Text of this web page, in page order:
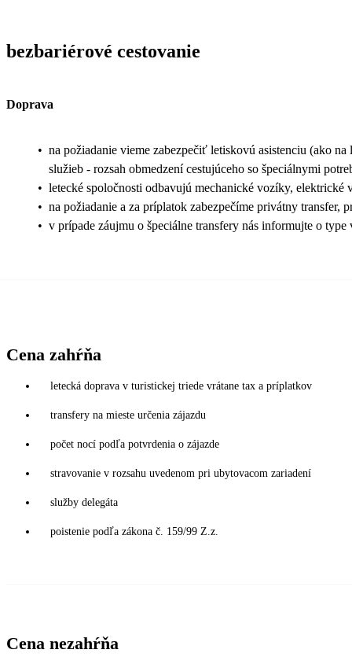
bezbariérové cestovanie
Doprava
• na požiadanie vieme zabezpečiť letiskovú asistenciu (ako
služieb - rozsah obmedzení cestujúceho so špeciálnymi
• letecké spoločnosti odbavujú mechanické vozíky,
• na požiadanie a za príplatok zabezpečíme privátny
• v prípade záujmu o špeciálne transfery nás informujte o
Cena zahŕňa
letecká doprava v turistickej triede vrátane tax a príplatkov
transfery na mieste určenia zájazdu
počet nocí podľa potvrdenia o zájazde
stravovanie v rozsahu uvedenom pri ubytovacom zariadení
služby delegáta
poistenie podľa zákona č. 159/99 Z.z.
Cena nezahŕňa